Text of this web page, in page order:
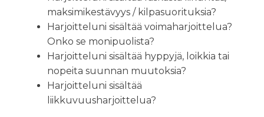
maksimikestävyys / kilpasuorituksia?
Harjoitteluni sisältää voimaharjoittelua?
Onko se monipuolista?
Harjoitteluni sisältää hyppyjä, loikkia tai
nopeita suunnan muutoksia?
Harjoitteluni sisältää
liikkuvuusharjoittelua?